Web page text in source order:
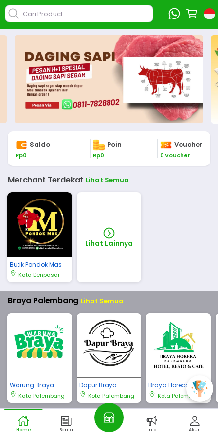
Cari Product
Saldo
Rp0
Poin
Rp0
Voucher
0 Voucher
Merchant Terdekat Lihat Semua
Butik Pondok Mas
Kota Denpasar
Lihat Lainnya
Braya Palembang Lihat Semua
Warung Braya
Kota Palembang
Dapur Braya
Kota Palembang
Braya Horeca Pale
mbang
Kota Palembang
Braya Bali Lihat Semua
Home Berita Info Akun